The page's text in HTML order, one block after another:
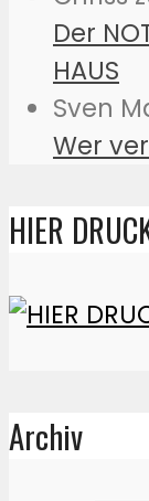
Der
HAUS
Sven
Wer
HIER
Archiv